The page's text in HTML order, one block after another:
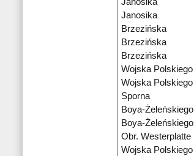
Janosika
Brzezińska
Brzezińska
Brzezińska
Wojska Polskiego
Wojska Polskiego
Sporna
Boya-Żeleńskiego
Boya-Żeleńskiego
Obr. Westerplatte
Wojska Polskiego